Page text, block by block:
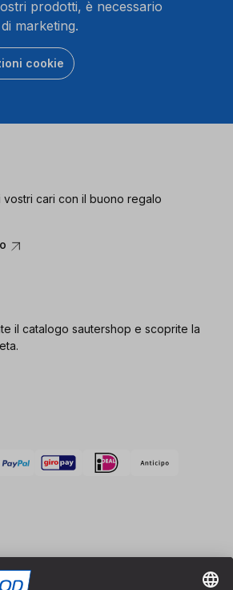
prodotti, è necessario
marketing.
cookie
vostri cari con il buono regalo
il catalogo sautershop e scoprite la